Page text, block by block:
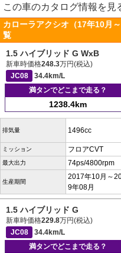
この車のカタログ情報を見
カローラアクシオ（17年10月
覧
1.5 ハイブリッド G WxB
新車時価格248.3万円(税込)
JC08
34.4km/L
満タンでどこまで走る？
1238.4km
排気量 1496cc
ミッション フロアCVT
最大出力 74ps/4800rpm
生産期間
2017年10月～
9年08月
1.5 ハイブリッド G
新車時価格229.8万円(税込)
JC08
34.4km/L
満タンでどこまで走る？